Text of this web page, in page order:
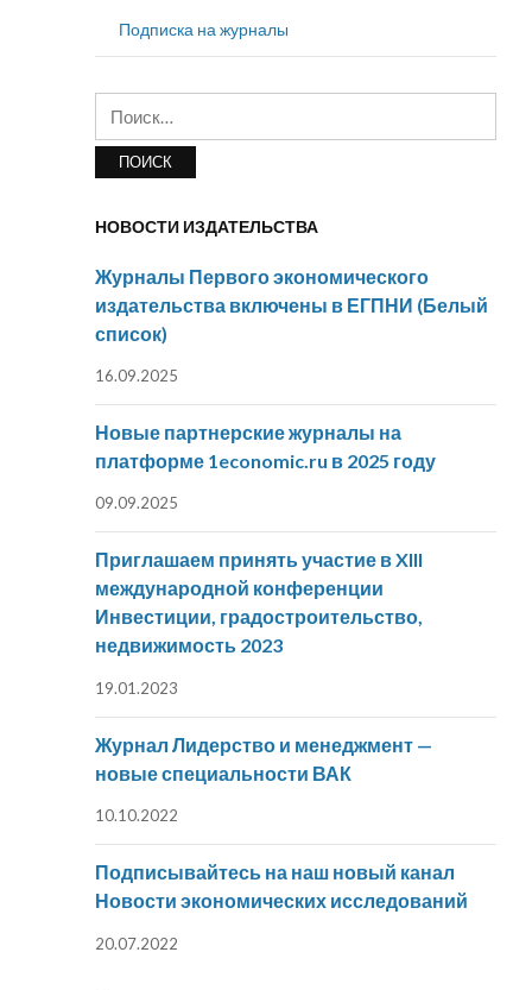
Подписка на журналы
НОВОСТИ ИЗДАТЕЛЬСТВА
Журналы Первого экономического
издательства включены в ЕГПНИ (Белый
список)
16.09.2025
Новые партнерские журналы на
платформе 1economic.ru в 2025 году
09.09.2025
Приглашаем принять участие в XIII
международной конференции
Инвестиции, градостроительство,
недвижимость 2023
19.01.2023
Журнал Лидерство и менеджмент —
новые специальности ВАК
10.10.2022
Подписывайтесь на наш новый канал
Новости экономических исследований
20.07.2022